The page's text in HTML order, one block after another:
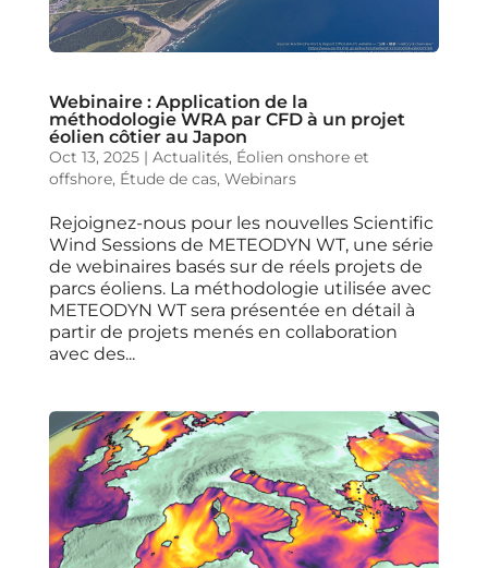
Webinaire : Application de la
méthodologie WRA par CFD à un projet
éolien côtier au Japon
Oct 13, 2025| Actualités, Éolien onshore et
offshore, Étude de cas, Webinars
Rejoignez-nous pour les nouvelles Scientific
Wind Sessions de METEODYN WT, une série
de webinaires basés sur de réels projets de
parcs éoliens. La méthodologie utilisée avec
METEODYN WT sera présentée en détail à
partir de projets menés en collaboration
avec des...